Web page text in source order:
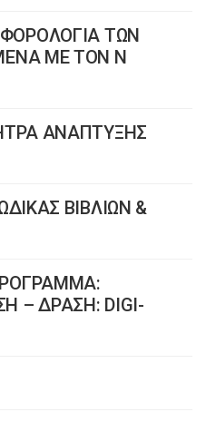
ΤΩΝ
ME TON N
ΑΝΑΠΤΥΞΗΣ
ΒΙΒΛΙΩΝ &
– ΔΡΑΣΗ: DIGI-